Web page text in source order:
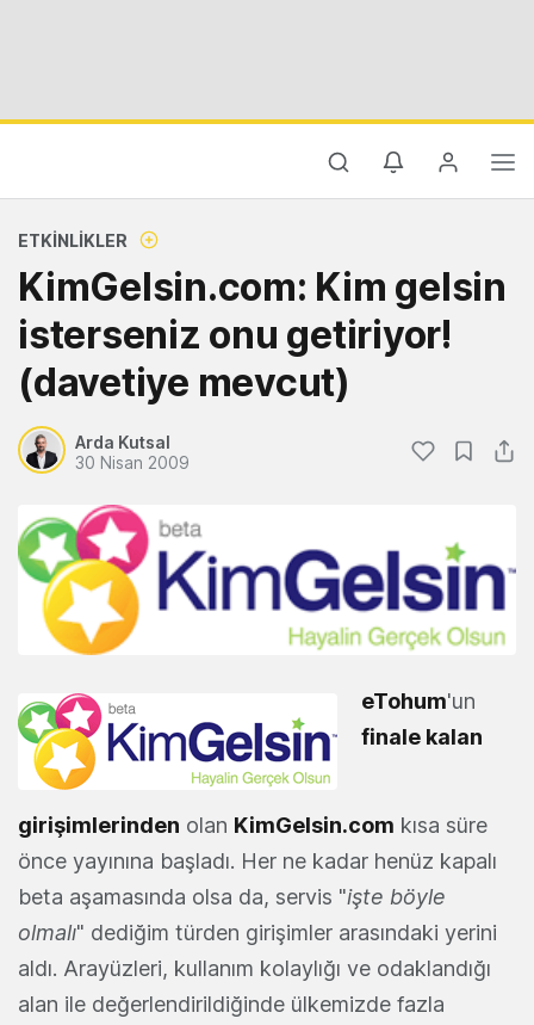
ETKINLIKLER
KimGelsin.com: Kim gelsin
isterseniz onu getiriyor!
(davetiye mevcut)
Arda Kutsal
30 Nisan 2009
eTohum'un
finale kalan
girişimlerinden olan KimGelsin.com kısa süre
önce yayınına başladı. Her ne kadar henüz kapalı
beta aşamasında olsa da, servis "işte böyle
olmalı" dediğim türden girişimler arasındaki yerini
aldı. Arayüzleri, kullanım kolaylığı ve odaklandığı
alan ile değerlendirildiğinde ülkemizde fazla